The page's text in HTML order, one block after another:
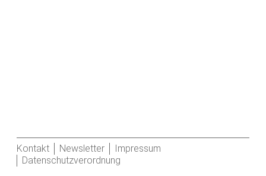
Kontakt Newsletter
Impressum
Datenschutzverordnung